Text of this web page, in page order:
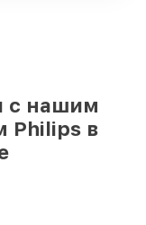
сразу
с нашим
Philips в